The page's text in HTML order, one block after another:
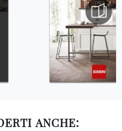
ANCHE: